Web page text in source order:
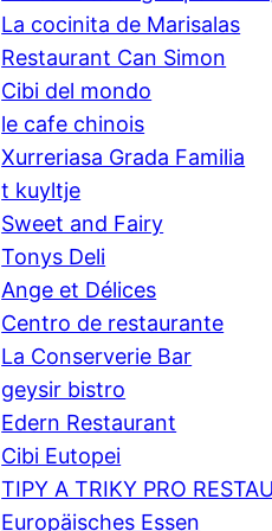
La cocinita de Marisalas
Restaurant Can Simon
Cibi del mondo
le cafe chinois
Xurreriasa Grada Familia
t kuyltje
Sweet and Fairy
Tonys Deli
Ange et Délices
Centro de restaurante
La Conserverie Bar
geysir bistro
Edern Restaurant
Cibi Eutopei
TIPY A TRIKY PRO
Europäisches Essen